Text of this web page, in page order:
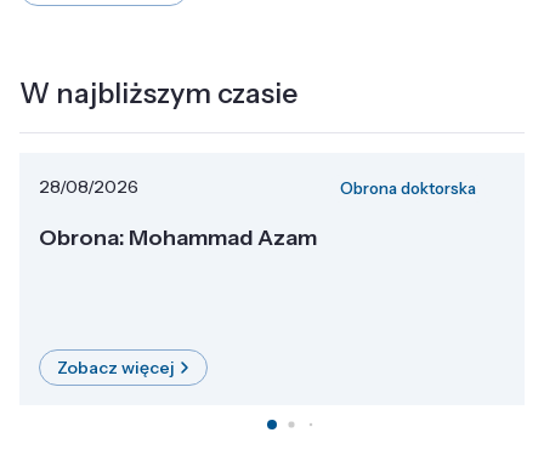
W najbliższym czasie
28/08/2026 Obrona doktorska
Obrona: Mohammad Azam
Zobacz więcej